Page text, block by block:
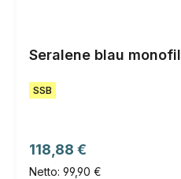
Seralene blau monofil
SSB
Regulärer Preis:
118,88 €
Netto: 99,90 €